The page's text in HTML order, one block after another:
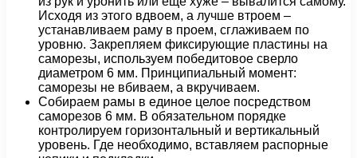
Исходя из этого вдвоем, а лучше втроем –
устанавливаем раму в проем, сглаживаем по
уровню. Закрепляем фиксирующие пластины на
саморезы, используем победитовое сверло
диаметром 6 мм. Принципиальный момент:
саморезы не вбиваем, а вкручиваем.
Собираем рамы в единое целое посредством
саморезов 6 мм. В обязательном порядке
контролируем горизонтальный и вертикальный
уровень. Где необходимо, вставляем распорные